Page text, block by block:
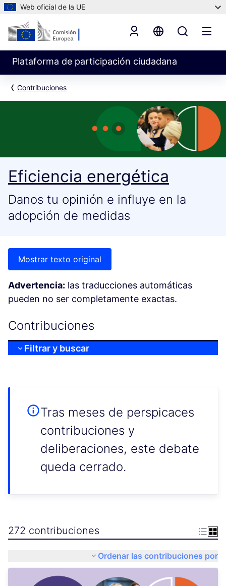
Web oficial de la UE
Plataforma de participación ciudadana
Contribuciones
Eficiencia energética
Danos tu opinión e influye en la
adopción de medidas
Mostrar texto original
Advertencia: las traducciones automáticas
pueden no ser completamente exactas.
Contribuciones
Filtrar y buscar
Tras meses de perspicaces
contribuciones y
deliberaciones, este debate
queda cerrado.
272 contribuciones
Ordenar las contribuciones por